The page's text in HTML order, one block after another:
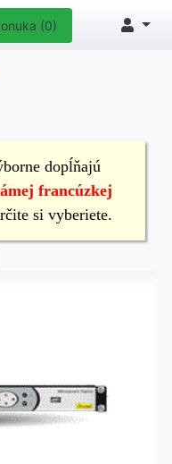
(0)
dopĺňajú
francúzkej
si vyberiete.